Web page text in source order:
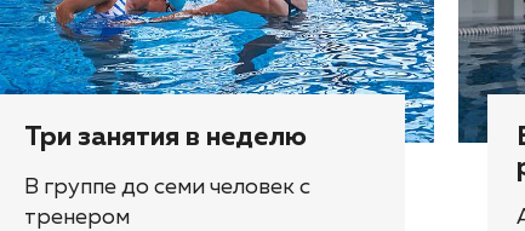
Три занятия в неделю
В группе до семи человек с
тренером